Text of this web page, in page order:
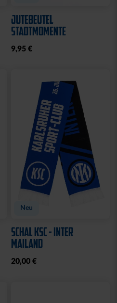
JUTEBEUTEL
STADTMOMENTE
9,95 €
Neu
SCHAL KSC - INTER
MAILAND
20,00 €